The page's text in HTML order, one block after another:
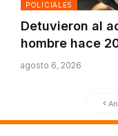
POLICIALES
Detuvieron al
hombre hace
agosto 6, 2026